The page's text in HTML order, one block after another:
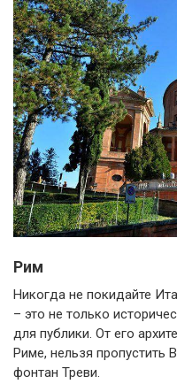
Рим
Никогда не покидайте
– это не только
для публики. От его
Риме, нельзя пропустить
фонтан Треви.